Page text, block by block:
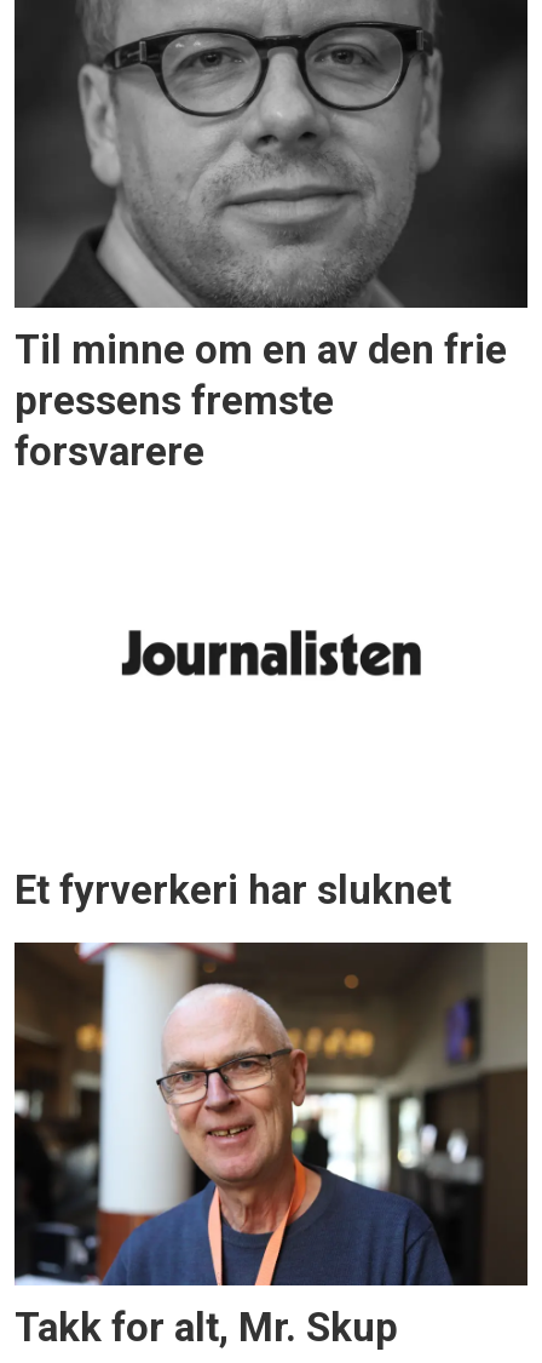
Til minne om en av den frie
pressens fremste
forsvarere
Et fyrverkeri har sluknet
Takk for alt, Mr. Skup